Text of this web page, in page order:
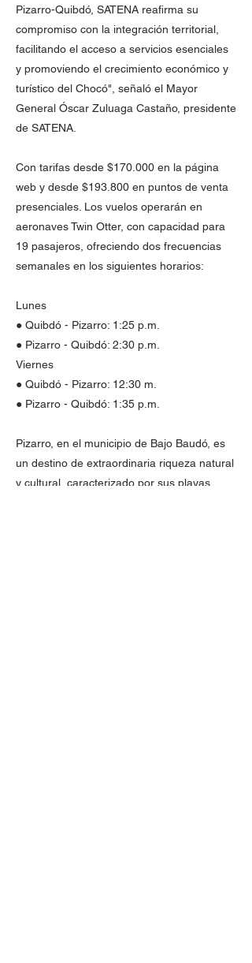
Pizarro-Quibdó, SATENA reafirma su
compromiso con la integración territorial,
facilitando el acceso a servicios esenciales
y promoviendo el crecimiento económico y
turístico del Chocó", señaló el Mayor
General Óscar Zuluaga Castaño, presidente
de SATENA.
Con tarifas desde $170.000 en la página
web y desde $193.800 en puntos de venta
presenciales. Los vuelos operarán en
aeronaves Twin Otter, con capacidad para
19 pasajeros, ofreciendo dos frecuencias
semanales en los siguientes horarios:
Lunes
● Quibdó - Pizarro: 1:25 p.m.
● Pizarro - Quibdó: 2:30 p.m.
Viernes
● Quibdó - Pizarro: 12:30 m.
● Pizarro - Quibdó: 1:35 p.m.
Pizarro, en el municipio de Bajo Baudó, es
un destino de extraordinaria riqueza natural
y cultural, caracterizado por sus playas